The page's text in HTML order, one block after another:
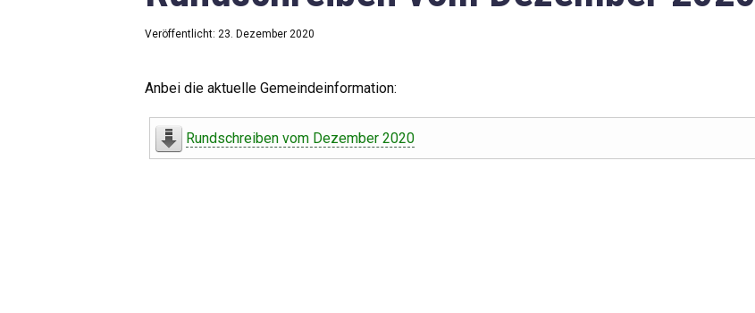
Veröffentlicht: 23. Dezember 2020
Anbei die aktuelle Gemeindeinformation:
Rundschreiben vom Dezember 2020